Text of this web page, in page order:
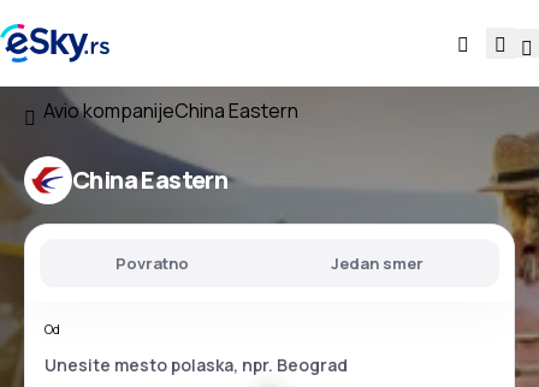
Avio kompanijeChina Eastern
China Eastern
Povratno Jedan smer
Od